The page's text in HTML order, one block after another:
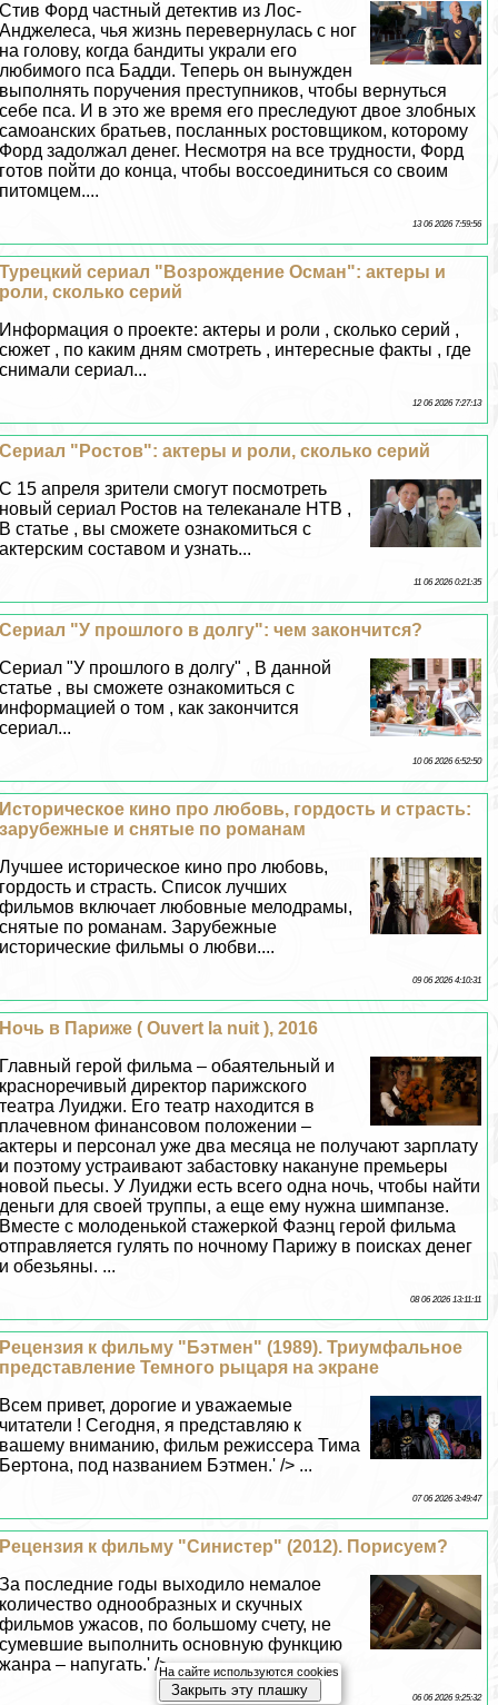
Стив Форд частный детектив из Лос-
Анджелеса, чья жизнь перевернулась с ног
на голову, когда бандиты украли его
любимого пса Бадди. Теперь он вынужден
выполнять поручения преступников, чтобы вернуться
себе пса. И в это же время его преследуют двое злобных
самоанских братьев, посланных ростовщиком, которому
Форд задолжал денег. Несмотря на все трудности, Форд
готов пойти до конца, чтобы воссоединиться со своим
питомцем....
13 06 2026 7:59:56
Турецкий сериал "Возрождение Осман": актеры и
роли, сколько серий
Информация о проекте: актеры и роли , сколько серий ,
сюжет , по каким дням смотреть , интересные факты , где
снимали сериал...
12 06 2026 7:27:13
Сериал "Ростов": актеры и роли, сколько серий
C 15 апреля зрители смогут посмотреть
новый сериал Ростов на телеканале НТВ ,
В статье , вы сможете ознакомиться с
актерским составом и узнать...
11 06 2026 0:21:35
Сериал "У прошлого в долгу": чем закончится?
Сериал "У прошлого в долгу" , В данной
статье , вы сможете ознакомиться с
информацией о том , как закончится
сериал...
10 06 2026 6:52:50
Историческое кино про любовь, гордость и страсть:
зарубежные и снятые по романам
Лучшее историческое кино про любовь,
гордость и страсть. Список лучших
фильмов включает любовные мелодрамы,
снятые по романам. Зарубежные
исторические фильмы о любви....
09 06 2026 4:10:31
Ночь в Париже ( Ouvert la nuit ), 2016
Главный герой фильма – обаятельный и
красноречивый директор парижского
театра Луиджи. Его театр находится в
плачевном финансовом положении –
актеры и персонал уже два месяца не получают зарплату
и поэтому устраивают забастовку накануне премьеры
новой пьесы. У Луиджи есть всего одна ночь, чтобы найти
деньги для своей труппы, а еще ему нужна шимпанзе.
Вместе с молоденькой стажеркой Фаэнц герой фильма
отправляется гулять по ночному Парижу в поисках денег
и обезьяны. ...
08 06 2026 13:11:11
Рецензия к фильму "Бэтмен" (1989). Триумфальное
представление Темного рыцаря на экране
Всем привет, дорогие и уважаемые
читатели ! Сегодня, я представляю к
вашему вниманию, фильм режиссера Тима
Бертона, под названием Бэтмен.' /> ...
07 06 2026 3:49:47
Рецензия к фильму "Синистер" (2012). Порисуем?
За последние годы выходило немалое
количество однообразных и скучных
фильмов ужасов, по большому счету, не
сумевшие выполнить основную функцию
жанра – напугать.' /> ...
06 06 2026 9:25:32
На сайте используются cookies
Закрыть эту плашку